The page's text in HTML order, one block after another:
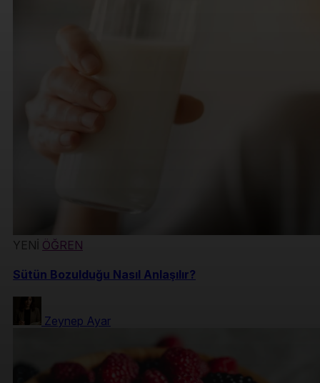
YENİ ÖĞREN
Sütün Bozulduğu Nasıl Anlaşılır?
Zeynep Ayar